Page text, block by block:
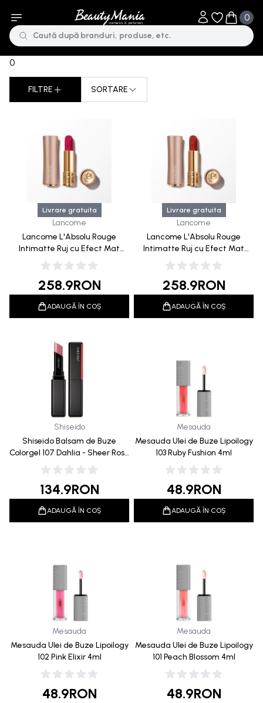
Obiecte în
0
Obiecte
0
FILTRE SORTARE
Livrare gratuita
Lancome
Lancome L'Absolu Rouge
Intimatte Ruj cu Efect Mat
3.4g-388 Rose Lancome
258.9RON
ADAUGĂ ÎN COȘ
Livrare gratuita
Lancome
Lancome L'Absolu Rouge
Intimatte Ruj cu Efect Mat
3.4g-196 French Touch
258.9RON
ADAUGĂ ÎN COȘ
Shiseido
Shiseido Balsam de Buze
Colorgel 107 Dahlia - Sheer Rose
2g
134.9RON
ADAUGĂ ÎN COȘ
Mesauda
Mesauda Ulei de Buze Lipoilogy
103 Ruby Fushion 4ml
48.9RON
ADAUGĂ ÎN COȘ
Mesauda
Mesauda Ulei de Buze Lipoilogy
102 Pink Elixir 4ml
48.9RON
Mesauda
Mesauda Ulei de Buze Lipoilogy
101 Peach Blossom 4ml
48.9RON